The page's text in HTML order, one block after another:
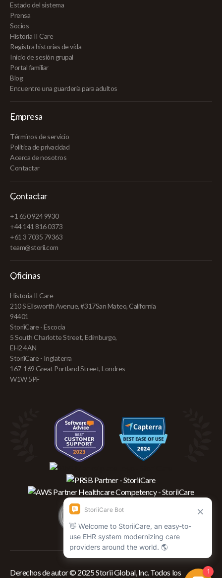
Estado del sistema
Prensa
Socios
Historia II Care
Registra historias de vida
Inicio de sesión grupal
Portal familiar
Blog
Encuentre una guardería para adultos
Empresa
Términos de servicio
Política de privacidad
Acerca de nosotros
Contactar
Contactar
+1 650 924 9930
+44 141 816 0373
+61 3 7035 79363
team@storii.com
Oficinas
Historia II Care
210 S Ellsworth Avenue, #317San Mateo, California
94401
StoriiCare - Escocia
5 South Charlotte Street, Edimburgo,
EH2 4AN
StoriiCare - Inglaterra
167-169 Great Portland Street, Londres
W1W 5PF
Derechos de autor © 2025 Storii Global, Inc. Todos los